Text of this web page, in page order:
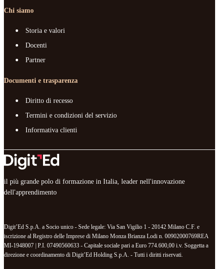
Chi siamo
Storia e valori
Docenti
Partner
Documenti e trasparenza
Diritto di recesso
Termini e condizioni del servizio
Informativa clienti
il più grande polo di formazione in Italia, leader nell'innovazione
dell'apprendimento
Digit’Ed S.p.A. a Socio unico - Sede legale: Via San Vigilio 1 - 20142 Milano C.F. e
iscrizione al Registro delle Imprese di Milano Monza Brianza Lodi n. 00902000769REA
MI-1948007 | P.I. 07490560633 - Capitale sociale pari a Euro 774.600,00 i.v. Soggetta a
direzione e coordinamento di Digit’Ed Holding S.p.A. - Tutti i diritti riservati.